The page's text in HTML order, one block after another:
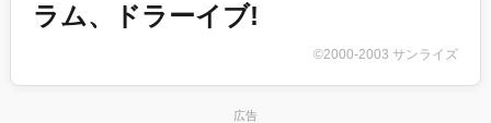
ラム、ドラーイブ!
©2000-2003 サンライズ
広告